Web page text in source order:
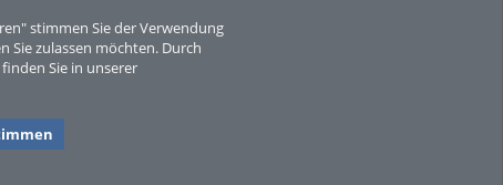
stimmen Sie der Verwendung
Sie zulassen möchten. Durch
Sie in unserer
Sperber